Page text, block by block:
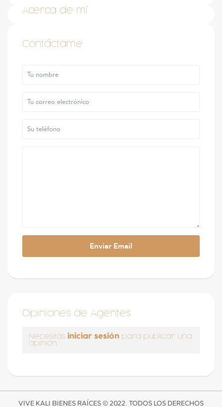
Acerca de mí
Contáctame
Opiniones de Agentes
Necesitas iniciar sesión para publicar una
opinión
VIVE KALI BIENES RAÍCES © 2022. TODOS LOS DERECHOS